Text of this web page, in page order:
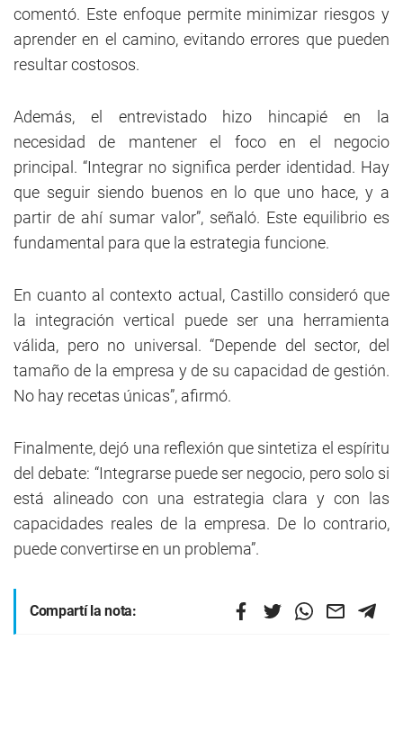
comentó. Este enfoque permite minimizar riesgos y
aprender en el camino, evitando errores que pueden
resultar costosos.
Además, el entrevistado hizo hincapié en la
necesidad de mantener el foco en el negocio
principal. “Integrar no significa perder identidad. Hay
que seguir siendo buenos en lo que uno hace, y a
partir de ahí sumar valor”, señaló. Este equilibrio es
fundamental para que la estrategia funcione.
En cuanto al contexto actual, Castillo consideró que
la integración vertical puede ser una herramienta
válida, pero no universal. “Depende del sector, del
tamaño de la empresa y de su capacidad de gestión.
No hay recetas únicas”, afirmó.
Finalmente, dejó una reflexión que sintetiza el espíritu
del debate: “Integrarse puede ser negocio, pero solo si
está alineado con una estrategia clara y con las
capacidades reales de la empresa. De lo contrario,
puede convertirse en un problema”.
Compartí la nota: